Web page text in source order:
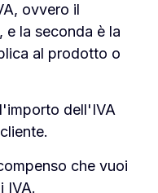
ovvero il
e la seconda è la
al prodotto o
dell'IVA
che vuoi
IVA.